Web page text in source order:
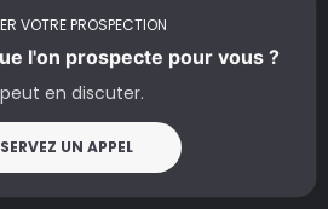
VOTRE PROSPECTION
l'on prospecte pour vous ?
en discuter.
UN APPEL